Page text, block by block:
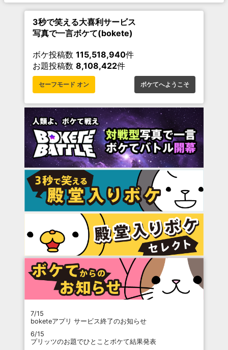
3秒で笑える大喜利サービス
写真で一言ボケて(bokete)
ボケ投稿数 115,518,940件
お題投稿数 8,108,422件
セーフモード オン ボケてへようこそ
7/15
boketeアプリ サービス終了のお知らせ
6/15
プリッツのお題でひとことボケて結果発表